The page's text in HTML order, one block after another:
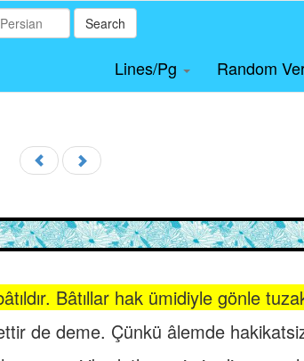
Search
Lines/Pg Random
Bâtıllar hak ümidiyle gönle
de deme. Çünkü âlemde